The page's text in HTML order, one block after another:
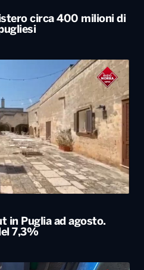
circa 400 milioni di
in Puglia ad agosto.
7,3%